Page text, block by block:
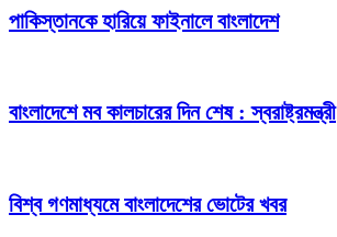
পাকিস্তানকে হারিয়ে ফাইনালে বাংলাদেশ
বাংলাদেশে মব কালচারের দিন শেষ : স্বরাষ্ট্রমন্ত্রী
বিশ্ব গণমাধ্যমে বাংলাদেশের ভোটের খবর